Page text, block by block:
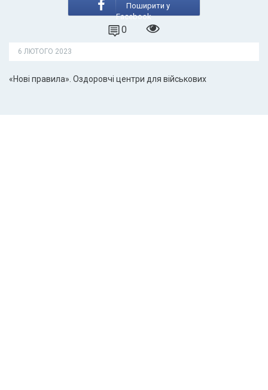
Поширити у
Facebook
0
6 ЛЮТОГО 2023
«Нові правила». Оздоровчі центри для військових